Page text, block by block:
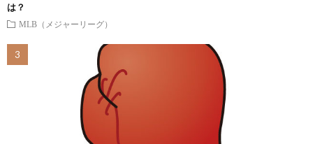
は？
MLB（メジャーリーグ）